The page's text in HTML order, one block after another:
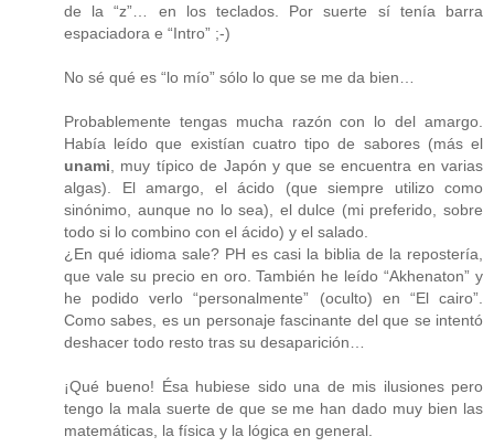
de la “z”… en los teclados. Por suerte sí tenía barra
espaciadora e “Intro” ;-)
No sé qué es “lo mío” sólo lo que se me da bien…
Probablemente tengas mucha razón con lo del amargo.
Había leído que existían cuatro tipo de sabores (más el
unami , muy típico de Japón y que se encuentra en varias
algas). El amargo, el ácido (que siempre utilizo como
sinónimo, aunque no lo sea), el dulce (mi preferido, sobre
todo si lo combino con el ácido) y el salado.
¿En qué idioma sale? PH es casi la biblia de la repostería,
que vale su precio en oro. También he leído “Akhenaton” y
he podido verlo “personalmente” (oculto) en “El cairo”.
Como sabes, es un personaje fascinante del que se intentó
deshacer todo resto tras su desaparición…
¡Qué bueno! Ésa hubiese sido una de mis ilusiones pero
tengo la mala suerte de que se me han dado muy bien las
matemáticas, la física y la lógica en general.